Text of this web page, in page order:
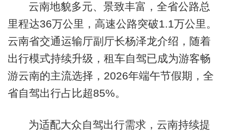
云南地貌多元、景致丰富，全省公路总
里程达36万公里，高速公路突破1.1万公里。
云南省交通运输厅副厅长杨泽龙介绍，随着
出行模式持续升级，租车自驾已成为游客畅
游云南的主流选择，2026年端午节假期，全
省自驾出行占比超85%。
为适配大众自驾出行需求，云南持续提